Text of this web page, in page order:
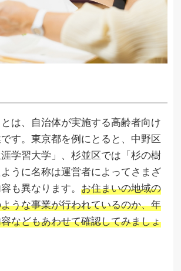
とは、自治体が実施する高齢者向け
す。東京都を例にとると、中野区
学習大学」、杉並区では「杉の樹
うに名称は運営者によってさまざ
も異なります。お住まいの地域の
うな事業が行われているのか、年
などもあわせて確認してみましょ